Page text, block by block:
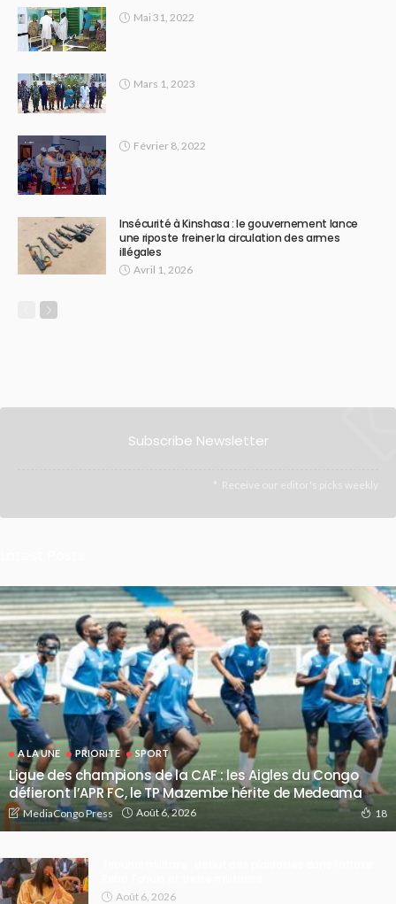
Mai 31, 2022
Mars 1, 2023
Février 8, 2022
Insécurité à Kinshasa : le gouvernement lance
une riposte freiner la circulation des armes
illégales
Avril 1, 2026
Subscribe Newsletter
Receive our editor's picks weekly
A LA UNE PRIORITE SPORT
Ligue des champions de la CAF : les Aigles du Congo
défieront l’APR FC, le TP Mazembe hérite de Medeama
MediaCongo Press Août 6, 2026 18
Août 6, 2026